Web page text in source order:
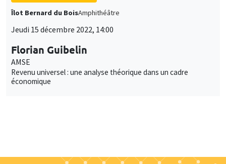
Îlot Bernard du BoisAmphithéâtre
Jeudi 15 décembre 2022, 14:00
Florian Guibelin
AMSE
Revenu universel : une analyse théorique dans un cadre
économique